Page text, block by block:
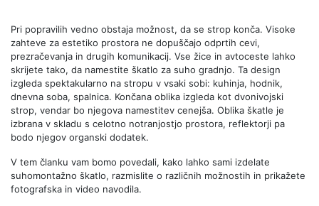
Pri popravilih vedno obstaja možnost, da se strop konča. Visoke
zahteve za estetiko prostora ne dopuščajo odprtih cevi,
prezračevanja in drugih komunikacij. Vse žice in avtoceste lahko
skrijete tako, da namestite škatlo za suho gradnjo. Ta design
izgleda spektakularno na stropu v vsaki sobi: kuhinja, hodnik,
dnevna soba, spalnica. Končana oblika izgleda kot dvonivojski
strop, vendar bo njegova namestitev cenejša. Oblika škatle je
izbrana v skladu s celotno notranjostjo prostora, reflektorji pa
bodo njegov organski dodatek.
V tem članku vam bomo povedali, kako lahko sami izdelate
suhomontažno škatlo, razmislite o različnih možnostih in prikažete
fotografska in video navodila.